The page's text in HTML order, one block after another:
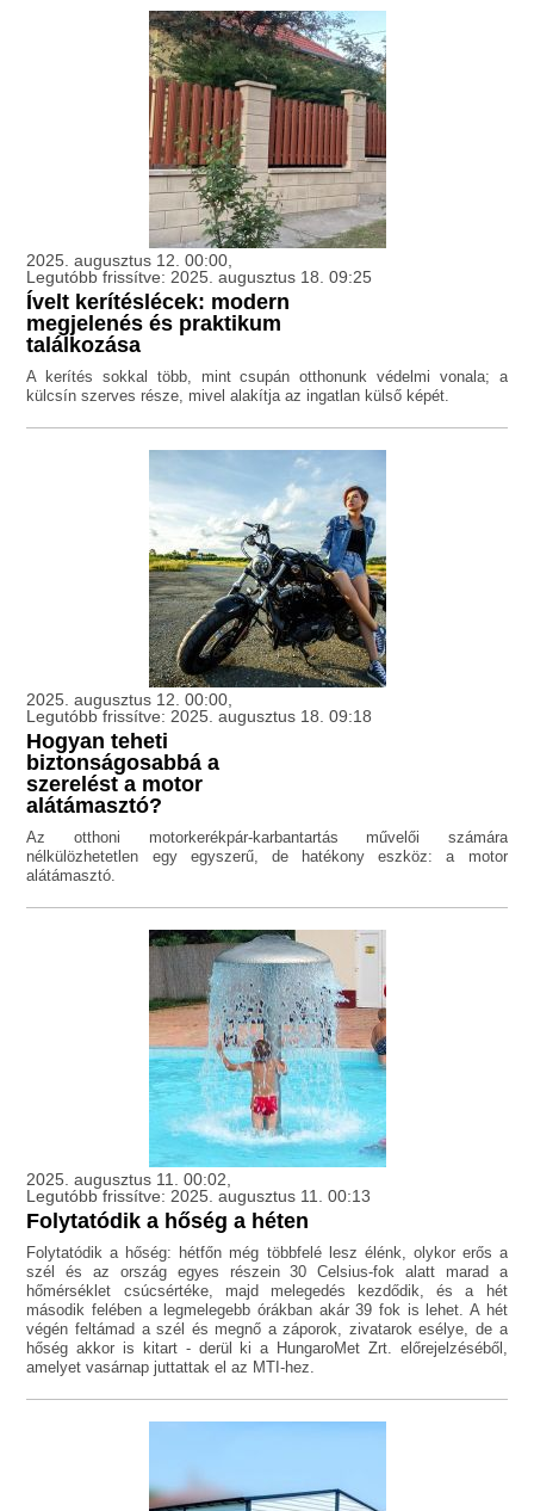
2025. augusztus 12. 00:00,
Legutóbb frissítve: 2025. augusztus 18. 09:25
Ívelt kerítéslécek: modern
megjelenés és praktikum
találkozása
A kerítés sokkal több, mint csupán otthonunk védelmi vonala; a
külcsín szerves része, mivel alakítja az ingatlan külső képét.
2025. augusztus 12. 00:00,
Legutóbb frissítve: 2025. augusztus 18. 09:18
Hogyan teheti
biztonságosabbá a
szerelést a motor
alátámasztó?
Az otthoni motorkerékpár-karbantartás művelői számára
nélkülözhetetlen egy egyszerű, de hatékony eszköz: a motor
alátámasztó.
2025. augusztus 11. 00:02,
Legutóbb frissítve: 2025. augusztus 11. 00:13
Folytatódik a hőség a héten
Folytatódik a hőség: hétfőn még többfelé lesz élénk, olykor erős a
szél és az ország egyes részein 30 Celsius-fok alatt marad a
hőmérséklet csúcsértéke, majd melegedés kezdődik, és a hét
második felében a legmelegebb órákban akár 39 fok is lehet. A hét
végén feltámad a szél és megnő a záporok, zivatarok esélye, de a
hőség akkor is kitart - derül ki a HungaroMet Zrt. előrejelzéséből,
amelyet vasárnap juttattak el az MTI-hez.